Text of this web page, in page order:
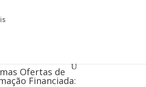
Ofertas de
Financiada: